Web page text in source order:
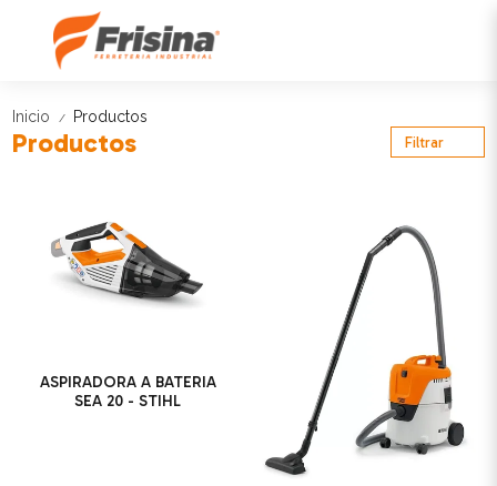
Inicio / Productos
Productos Filtrar
ASPIRADORA A BATERIA
SEA 20 - STIHL